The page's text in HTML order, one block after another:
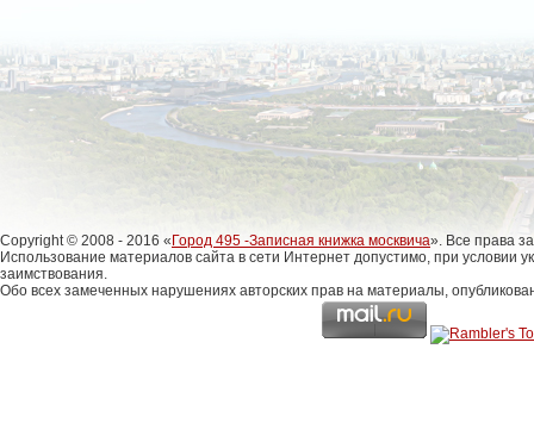
Copyright © 2008 - 2016 « Город 495 -Записная книжка москвича». Все права
Использование материалов сайта в сети Интернет допустимо, при условии
заимствования.
Обо всех замеченных нарушениях авторских прав на материалы,